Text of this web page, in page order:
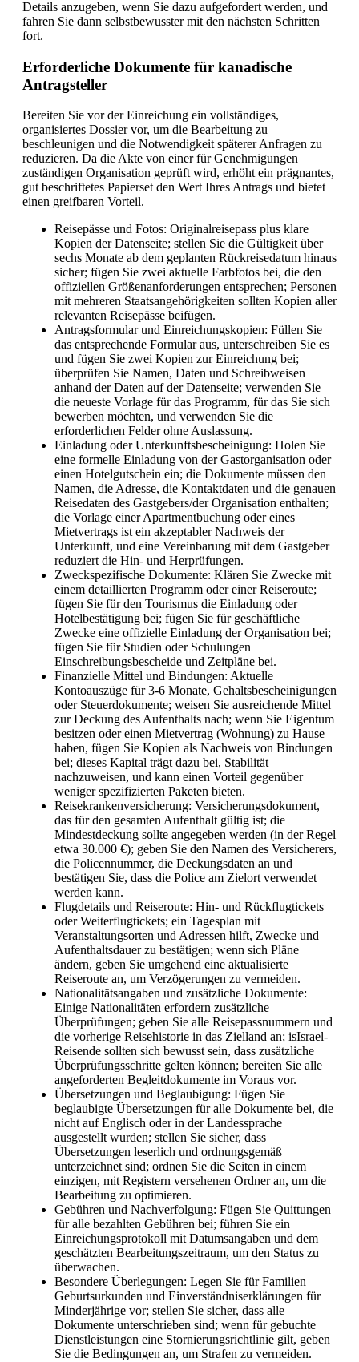
Details anzugeben, wenn Sie dazu aufgefordert werden, und
fahren Sie dann selbstbewusster mit den nächsten Schritten
fort.
Erforderliche Dokumente für kanadische
Antragsteller
Bereiten Sie vor der Einreichung ein vollständiges,
organisiertes Dossier vor, um die Bearbeitung zu
beschleunigen und die Notwendigkeit späterer Anfragen zu
reduzieren. Da die Akte von einer für Genehmigungen
zuständigen Organisation geprüft wird, erhöht ein prägnantes,
gut beschriftetes Papierset den Wert Ihres Antrags und bietet
einen greifbaren Vorteil.
Reisepässe und Fotos: Originalreisepass plus klare
Kopien der Datenseite; stellen Sie die Gültigkeit über
sechs Monate ab dem geplanten Rückreisedatum hinaus
sicher; fügen Sie zwei aktuelle Farbfotos bei, die den
offiziellen Größenanforderungen entsprechen; Personen
mit mehreren Staatsangehörigkeiten sollten Kopien aller
relevanten Reisepässe beifügen.
Antragsformular und Einreichungskopien: Füllen Sie
das entsprechende Formular aus, unterschreiben Sie es
und fügen Sie zwei Kopien zur Einreichung bei;
überprüfen Sie Namen, Daten und Schreibweisen
anhand der Daten auf der Datenseite; verwenden Sie
die neueste Vorlage für das Programm, für das Sie sich
bewerben möchten, und verwenden Sie die
erforderlichen Felder ohne Auslassung.
Einladung oder Unterkunftsbescheinigung: Holen Sie
eine formelle Einladung von der Gastorganisation oder
einen Hotelgutschein ein; die Dokumente müssen den
Namen, die Adresse, die Kontaktdaten und die genauen
Reisedaten des Gastgebers/der Organisation enthalten;
die Vorlage einer Apartmentbuchung oder eines
Mietvertrags ist ein akzeptabler Nachweis der
Unterkunft, und eine Vereinbarung mit dem Gastgeber
reduziert die Hin- und Herprüfungen.
Zweckspezifische Dokumente: Klären Sie Zwecke mit
einem detaillierten Programm oder einer Reiseroute;
fügen Sie für den Tourismus die Einladung oder
Hotelbestätigung bei; fügen Sie für geschäftliche
Zwecke eine offizielle Einladung der Organisation bei;
fügen Sie für Studien oder Schulungen
Einschreibungsbescheide und Zeitpläne bei.
Finanzielle Mittel und Bindungen: Aktuelle
Kontoauszüge für 3-6 Monate, Gehaltsbescheinigungen
oder Steuerdokumente; weisen Sie ausreichende Mittel
zur Deckung des Aufenthalts nach; wenn Sie Eigentum
besitzen oder einen Mietvertrag (Wohnung) zu Hause
haben, fügen Sie Kopien als Nachweis von Bindungen
bei; dieses Kapital trägt dazu bei, Stabilität
nachzuweisen, und kann einen Vorteil gegenüber
weniger spezifizierten Paketen bieten.
Reisekrankenversicherung: Versicherungsdokument,
das für den gesamten Aufenthalt gültig ist; die
Mindestdeckung sollte angegeben werden (in der Regel
etwa 30.000 €); geben Sie den Namen des Versicherers,
die Policennummer, die Deckungsdaten an und
bestätigen Sie, dass die Police am Zielort verwendet
werden kann.
Flugdetails und Reiseroute: Hin- und Rückflugtickets
oder Weiterflugtickets; ein Tagesplan mit
Veranstaltungsorten und Adressen hilft, Zwecke und
Aufenthaltsdauer zu bestätigen; wenn sich Pläne
ändern, geben Sie umgehend eine aktualisierte
Reiseroute an, um Verzögerungen zu vermeiden.
Nationalitätsangaben und zusätzliche Dokumente:
Einige Nationalitäten erfordern zusätzliche
Überprüfungen; geben Sie alle Reisepassnummern und
die vorherige Reisehistorie in das Zielland an; isIsrael-
Reisende sollten sich bewusst sein, dass zusätzliche
Überprüfungsschritte gelten können; bereiten Sie alle
angeforderten Begleitdokumente im Voraus vor.
Übersetzungen und Beglaubigung: Fügen Sie
beglaubigte Übersetzungen für alle Dokumente bei, die
nicht auf Englisch oder in der Landessprache
ausgestellt wurden; stellen Sie sicher, dass
Übersetzungen leserlich und ordnungsgemäß
unterzeichnet sind; ordnen Sie die Seiten in einem
einzigen, mit Registern versehenen Ordner an, um die
Bearbeitung zu optimieren.
Gebühren und Nachverfolgung: Fügen Sie Quittungen
für alle bezahlten Gebühren bei; führen Sie ein
Einreichungsprotokoll mit Datumsangaben und dem
geschätzten Bearbeitungszeitraum, um den Status zu
überwachen.
Besondere Überlegungen: Legen Sie für Familien
Geburtsurkunden und Einverständniserklärungen für
Minderjährige vor; stellen Sie sicher, dass alle
Dokumente unterschrieben sind; wenn für gebuchte
Dienstleistungen eine Stornierungsrichtlinie gilt, geben
Sie die Bedingungen an, um Strafen zu vermeiden.